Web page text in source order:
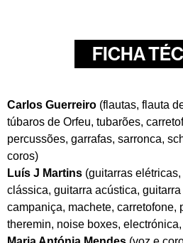
FICHA
Carlos Guerreiro (flautas, flauta
túbaros de Orfeu, tubarões,
percussões, garrafas, sarronca,
coros)
Luís J Martins (guitarras
clássica, guitarra acústica,
campaniça, machete, carretofone,
theremin, noise boxes,